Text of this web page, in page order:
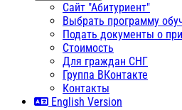
Сайт "Абитуриент"
Выбрать программу
Подать документы о
Стоимость
Для граждан СНГ
Группа ВКонтакте
Контакты
English Version